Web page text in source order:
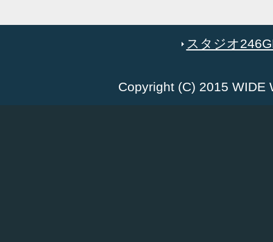
スタジオ
Copyright (C) 2015 WIDE